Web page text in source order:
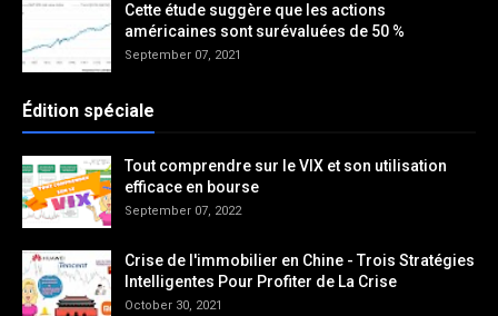
Cette étude suggère que les actions
américaines sont surévaluées de 50 %
September 07, 2021
Édition spéciale
Tout comprendre sur le VIX et son utilisation
efficace en bourse
September 07, 2022
Crise de l'immobilier en Chine - Trois Stratégies
Intelligentes Pour Profiter de La Crise
October 30, 2021